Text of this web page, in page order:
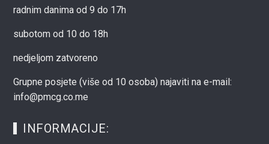
radnim danima od 9 do 17h
subotom od 10 do 18h
nedjeljom zatvoreno
Grupne posjete (više od 10 osoba) najaviti na e-mail:
info@pmcg.co.me
INFORMACIJE: